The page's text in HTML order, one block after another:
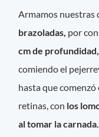
Armamos nuestras
brazoladas, por
cm de profundidad,
comiendo el
hasta que
retinas, con los
al tomar la carnada.